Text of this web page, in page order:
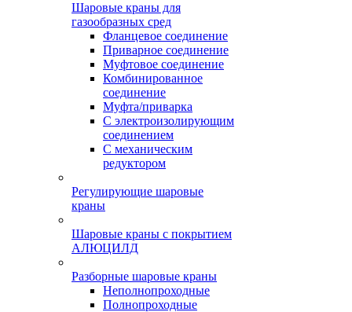
Шаровые краны для
газообразных сред
Фланцевое соединение
Приварное соединение
Муфтовое соединение
Комбинированное
соединение
Муфта/приварка
С электроизолирующим
соединением
С механическим
редуктором
Регулирующие шаровые
краны
Шаровые краны с покрытием
АЛЮЦИЛД
Разборные шаровые краны
Неполнопроходные
Полнопроходные